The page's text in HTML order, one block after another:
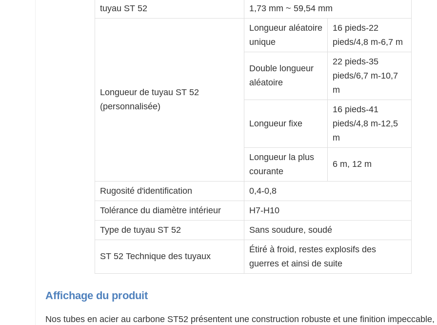
tuyau ST 52
1,73 mm ~ 59,54 mm
Longueur de tuyau ST 52
(personnalisée)
Longueur aléatoire
unique
16 pieds-22
pieds/4,8 m-6,7 m
Double longueur
aléatoire
22 pieds-35
pieds/6,7 m-10,7
m
Longueur fixe
16 pieds-41
pieds/4,8 m-12,5
m
Longueur la plus
courante
6 m, 12 m
Rugosité d'identification
0,4-0,8
Tolérance du diamètre intérieur
H7-H10
Type de tuyau ST 52
Sans soudure, soudé
ST 52 Technique des tuyaux
Étiré à froid, restes explosifs des
guerres et ainsi de suite
Affichage du produit
Nos tubes en acier au carbone ST52 présentent une construction robuste et une finition impeccable,